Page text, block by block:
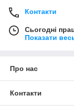
Контакти
Сьогодні
Показати
Про нас
Контакти